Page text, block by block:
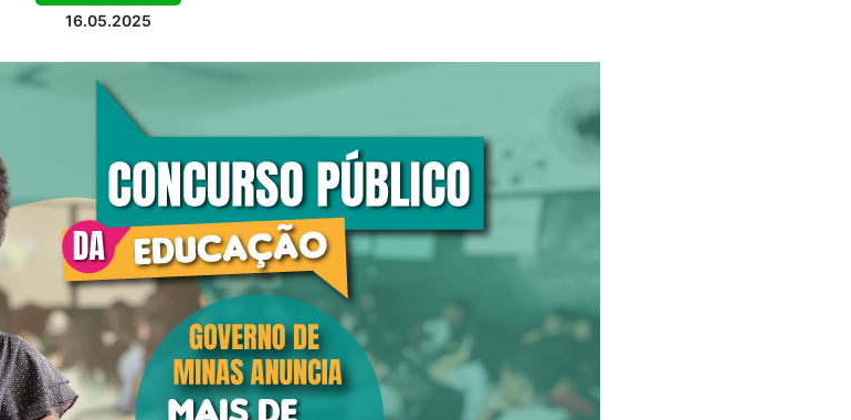
16.05.2025